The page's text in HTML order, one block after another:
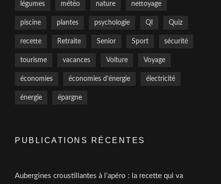
légumes météo nature nettoyage
piscine plantes psychologie QI Quiz
recette Retraite Senior Sport sécurité
tourisme vacances Voiture Voyage
économies économies d'énergie électricité
énergie épargne
PUBLICATIONS RÉCENTES
Aubergines croustillantes à l’apéro : la recette qui va